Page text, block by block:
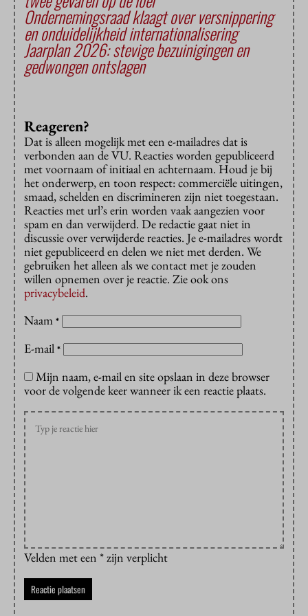
Ondernemingsraad klaagt over versnippering
en onduidelijkheid internationalisering
Jaarplan 2026: stevige bezuinigingen en
gedwongen ontslagen
Reageren?
Dat is alleen mogelijk met een e-mailadres dat is
verbonden aan de VU. Reacties worden gepubliceerd
met voornaam of initiaal en achternaam. Houd je bij
het onderwerp, en toon respect: commerciële uitingen,
smaad, schelden en discrimineren zijn niet toegestaan.
Reacties met url’s erin worden vaak aangezien voor
spam en dan verwijderd. De redactie gaat niet in
discussie over verwijderde reacties. Je e-mailadres wordt
niet gepubliceerd en delen we niet met derden. We
gebruiken het alleen als we contact met je zouden
willen opnemen over je reactie. Zie ook ons
privacybeleid.
Naam *
E-mail *
Mijn naam, e-mail en site opslaan in deze browser
voor de volgende keer wanneer ik een reactie plaats.
Velden met een * zijn verplicht